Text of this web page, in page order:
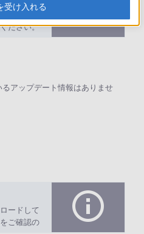
ソーシャ
ださい。
アップデート情報はありませ
ードして
ご確認の
受け入れる